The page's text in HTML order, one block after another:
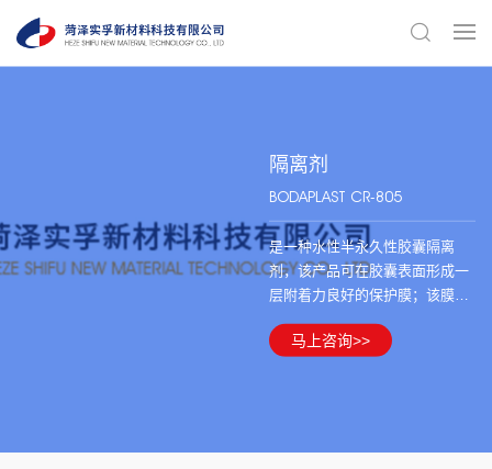
隔离剂
BODAPLAST CR-805
是一种水性半永久性胶囊隔离
剂，该产品可在胶囊表面形成一
层附着力良好的保护膜；该膜具
特性，而且能保护胶囊，延长胶
马上咨询>>